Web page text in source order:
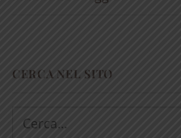
CERCA NEL SITO
Cerca: